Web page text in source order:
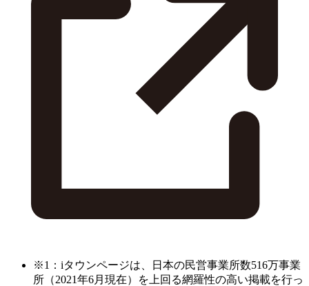
※1：iタウンページは、日本の民営事業所数516万事業
所（2021年6月現在）を上回る網羅性の高い掲載を行っ